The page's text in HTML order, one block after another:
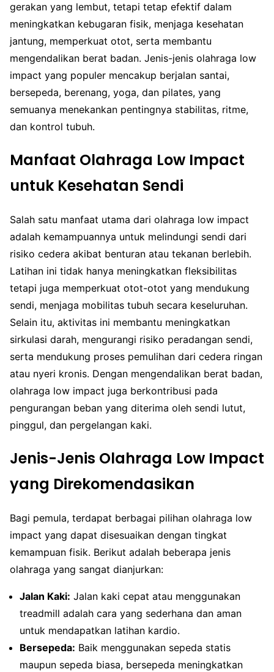
gerakan yang lembut, tetapi tetap efektif dalam
meningkatkan kebugaran fisik, menjaga kesehatan
jantung, memperkuat otot, serta membantu
mengendalikan berat badan. Jenis-jenis olahraga low
impact yang populer mencakup berjalan santai,
bersepeda, berenang, yoga, dan pilates, yang
semuanya menekankan pentingnya stabilitas, ritme,
dan kontrol tubuh.
Manfaat Olahraga Low Impact
untuk Kesehatan Sendi
Salah satu manfaat utama dari olahraga low impact
adalah kemampuannya untuk melindungi sendi dari
risiko cedera akibat benturan atau tekanan berlebih.
Latihan ini tidak hanya meningkatkan fleksibilitas
tetapi juga memperkuat otot-otot yang mendukung
sendi, menjaga mobilitas tubuh secara keseluruhan.
Selain itu, aktivitas ini membantu meningkatkan
sirkulasi darah, mengurangi risiko peradangan sendi,
serta mendukung proses pemulihan dari cedera ringan
atau nyeri kronis. Dengan mengendalikan berat badan,
olahraga low impact juga berkontribusi pada
pengurangan beban yang diterima oleh sendi lutut,
pinggul, dan pergelangan kaki.
Jenis-Jenis Olahraga Low Impact
yang Direkomendasikan
Bagi pemula, terdapat berbagai pilihan olahraga low
impact yang dapat disesuaikan dengan tingkat
kemampuan fisik. Berikut adalah beberapa jenis
olahraga yang sangat dianjurkan:
Jalan Kaki: Jalan kaki cepat atau menggunakan
treadmill adalah cara yang sederhana dan aman
untuk mendapatkan latihan kardio.
Bersepeda: Baik menggunakan sepeda statis
maupun sepeda biasa, bersepeda meningkatkan